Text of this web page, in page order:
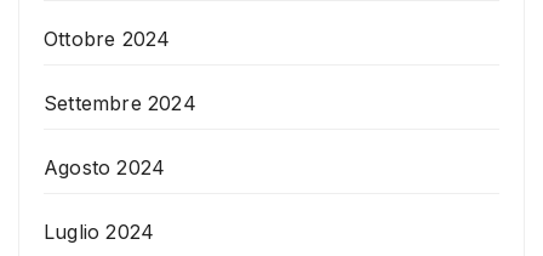
Ottobre 2024
Settembre 2024
Agosto 2024
Luglio 2024